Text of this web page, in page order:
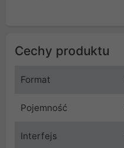
Cechy produktu
Format
Pojemność
Interfejs